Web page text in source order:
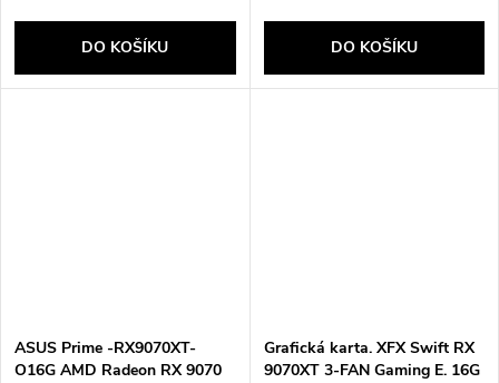
DO KOŠÍKU DO KOŠÍKU
ASUS Prime -RX9070XT-
O16G AMD Radeon RX 9070
Grafická karta. XFX Swift RX
9070XT 3-FAN Gaming E. 16G